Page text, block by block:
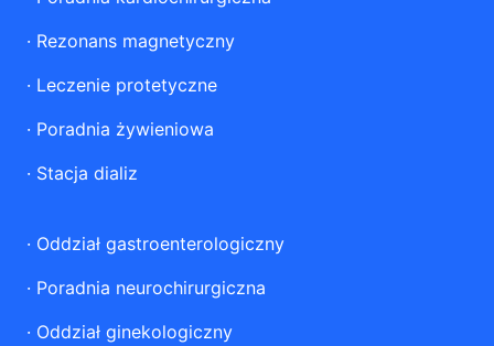
· Rezonans magnetyczny
· Leczenie protetyczne
· Poradnia żywieniowa
· Stacja dializ
· Oddział gastroenterologiczny
· Poradnia neurochirurgiczna
· Oddział ginekologiczny